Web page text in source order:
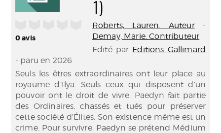
0avis
1)
Roberts, Lauren. Auteur-
Demay, Marie. Contributeur
Edité par Editions Gallimard
- paru en 2026
Seuls les êtres extraordinaires ont leur place au
royaume d’Ilya. Seuls ceux qui disposent d’un
pouvoir ont le droit de vivre. Paedyn fait partie
des Ordinaires, chassés et tués pour préserver
cette société d’Élites. Son existence même est un
crime. Pour survivre, Paedyn se prétend Médium